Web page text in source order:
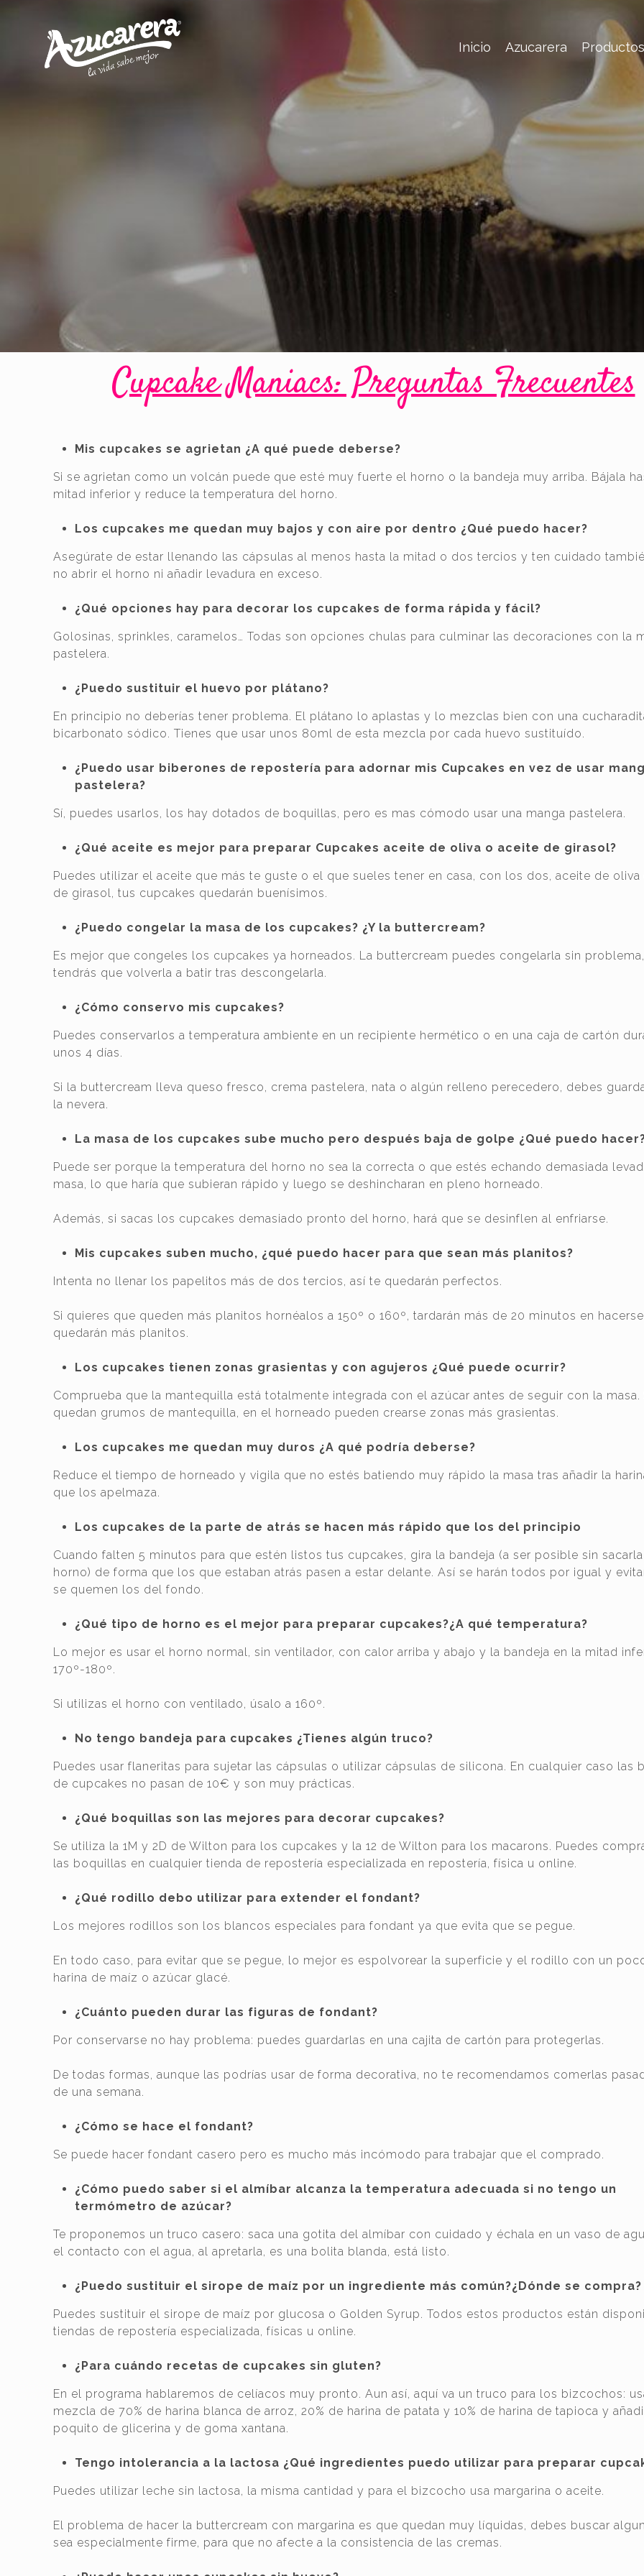
Inicio Azucarera Productos
Cupcake Maniacs: Preguntas Frecuentes
Mis cupcakes se agrietan ¿A qué puede deberse?
Si se agrietan como un volcán puede que esté muy fuerte el horno o la bandeja muy arriba. Bájala
mitad inferior y reduce la temperatura del horno.
Los cupcakes me quedan muy bajos y con aire por dentro ¿Qué puedo hacer?
Asegúrate de estar llenando las cápsulas al menos hasta la mitad o dos tercios y ten cuidado
no abrir el horno ni añadir levadura en exceso.
¿Qué opciones hay para decorar los cupcakes de forma rápida y fácil?
Golosinas, sprinkles, caramelos… Todas son opciones chulas para culminar las decoraciones con la
pastelera.
¿Puedo sustituir el huevo por plátano?
En principio no deberías tener problema. El plátano lo aplastas y lo mezclas bien con una
bicarbonato sódico. Tienes que usar unos 80ml de esta mezcla por cada huevo sustituído.
¿Puedo usar biberones de repostería para adornar mis Cupcakes en vez de usar
pastelera?
Sí, puedes usarlos, los hay dotados de boquillas, pero es mas cómodo usar una manga pastelera.
¿Qué aceite es mejor para preparar Cupcakes aceite de oliva o aceite de girasol?
Puedes utilizar el aceite que más te guste o el que sueles tener en casa, con los dos, aceite de oliva
de girasol, tus cupcakes quedarán buenísimos.
¿Puedo congelar la masa de los cupcakes? ¿Y la buttercream?
Es mejor que congeles los cupcakes ya horneados. La buttercream puedes congelarla sin
tendrás que volverla a batir tras descongelarla.
¿Cómo conservo mis cupcakes?
Puedes conservarlos a temperatura ambiente en un recipiente hermético o en una caja de cartón
unos 4 días.
Si la buttercream lleva queso fresco, crema pastelera, nata o algún relleno perecedero, debes
la nevera.
La masa de los cupcakes sube mucho pero después baja de golpe ¿Qué puedo
Puede ser porque la temperatura del horno no sea la correcta o que estés echando demasiada
masa, lo que haría que subieran rápido y luego se deshincharan en pleno horneado.
Además, si sacas los cupcakes demasiado pronto del horno, hará que se desinflen al enfriarse.
Mis cupcakes suben mucho, ¿qué puedo hacer para que sean más planitos?
Intenta no llenar los papelitos más de dos tercios, así te quedarán perfectos.
Si quieres que queden más planitos hornéalos a 150º o 160º, tardarán más de 20 minutos en
quedarán más planitos.
Los cupcakes tienen zonas grasientas y con agujeros ¿Qué puede ocurrir?
Comprueba que la mantequilla está totalmente integrada con el azúcar antes de seguir con la masa.
quedan grumos de mantequilla, en el horneado pueden crearse zonas más grasientas.
Los cupcakes me quedan muy duros ¿A qué podría deberse?
Reduce el tiempo de horneado y vigila que no estés batiendo muy rápido la masa tras añadir la
que los apelmaza.
Los cupcakes de la parte de atrás se hacen más rápido que los del principio
Cuando falten 5 minutos para que estén listos tus cupcakes, gira la bandeja (a ser posible sin
horno) de forma que los que estaban atrás pasen a estar delante. Así se harán todos por igual y
se quemen los del fondo.
¿Qué tipo de horno es el mejor para preparar cupcakes?¿A qué temperatura?
Lo mejor es usar el horno normal, sin ventilador, con calor arriba y abajo y la bandeja en la mitad
170º-180º.
Si utilizas el horno con ventilado, úsalo a 160º.
No tengo bandeja para cupcakes ¿Tienes algún truco?
Puedes usar flaneritas para sujetar las cápsulas o utilizar cápsulas de silicona. En cualquier caso las
de cupcakes no pasan de 10€ y son muy prácticas.
¿Qué boquillas son las mejores para decorar cupcakes?
Se utiliza la 1M y 2D de Wilton para los cupcakes y la 12 de Wilton para los macarons. Puedes
las boquillas en cualquier tienda de repostería especializada en repostería, física u online.
¿Qué rodillo debo utilizar para extender el fondant?
Los mejores rodillos son los blancos especiales para fondant ya que evita que se pegue.
En todo caso, para evitar que se pegue, lo mejor es espolvorear la superficie y el rodillo con un
harina de maíz o azúcar glacé.
¿Cuánto pueden durar las figuras de fondant?
Por conservarse no hay problema: puedes guardarlas en una cajita de cartón para protegerlas.
De todas formas, aunque las podrías usar de forma decorativa, no te recomendamos comerlas
de una semana.
¿Cómo se hace el fondant?
Se puede hacer fondant casero pero es mucho más incómodo para trabajar que el comprado.
¿Cómo puedo saber si el almíbar alcanza la temperatura adecuada si no tengo un
termómetro de azúcar?
Te proponemos un truco casero: saca una gotita del almíbar con cuidado y échala en un vaso de
el contacto con el agua, al apretarla, es una bolita blanda, está listo.
¿Puedo sustituir el sirope de maíz por un ingrediente más común?¿Dónde se compra?
Puedes sustituir el sirope de maíz por glucosa o Golden Syrup. Todos estos productos están
tiendas de repostería especializada, físicas u online.
¿Para cuándo recetas de cupcakes sin gluten?
En el programa hablaremos de celíacos muy pronto. Aun así, aquí va un truco para los bizcochos:
mezcla de 70% de harina blanca de arroz, 20% de harina de patata y 10% de harina de tapioca y
poquito de glicerina y de goma xantana.
Tengo intolerancia a la lactosa ¿Qué ingredientes puedo utilizar para preparar
Puedes utilizar leche sin lactosa, la misma cantidad y para el bizcocho usa margarina o aceite.
El problema de hacer la buttercream con margarina es que quedan muy líquidas, debes buscar
sea especialmente firme, para que no afecte a la consistencia de las cremas.